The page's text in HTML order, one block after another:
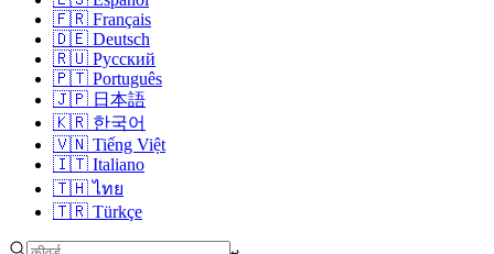
🇫🇷 Français
🇩🇪 Deutsch
🇷🇺 Русский
🇵🇹 Português
🇯🇵 日本語
🇰🇷 한국어
🇻🇳 Tiếng Việt
🇮🇹 Italiano
🇹🇭 ไทย
🇹🇷 Türkçe